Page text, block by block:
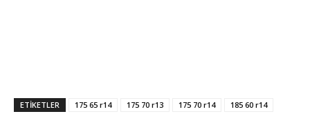
ETIKETLER 175 65 r14 175 70 r13 175 70 r14
185 60 r14